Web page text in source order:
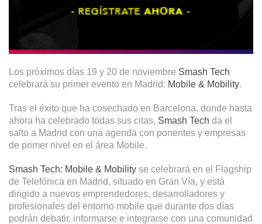
Los próximos días 19 y 20 de noviembre Smash Tech
celebrará su primer evento en Madrid: Mobile & Mobility.
Tras el éxito que ha cosechado en Barcelona, donde hasta
ahora ha celebrado todas sus citas, Smash Tech da el
salto a Madrid con una agenda con ponentes y empresas
de primer nivel en el área Mobile.
Smash Tech: Mobile & Mobility se celebrará en el Flagship
de Telefónica en Madrid, situado en Gran Vía, y está
dirigido a nuevos emprendedores, desarrolladores y
profesionales del entorno mobile que durante dos días
podrán debatir, informarse e integrarse con una comunidad